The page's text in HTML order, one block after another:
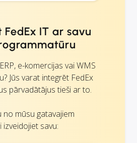
IT ar savu
e-komercijas vai WMS
Jūs varat integrēt FedEx
pārvadātājus tieši ar to.
no mūsu gatavajiem
savu: